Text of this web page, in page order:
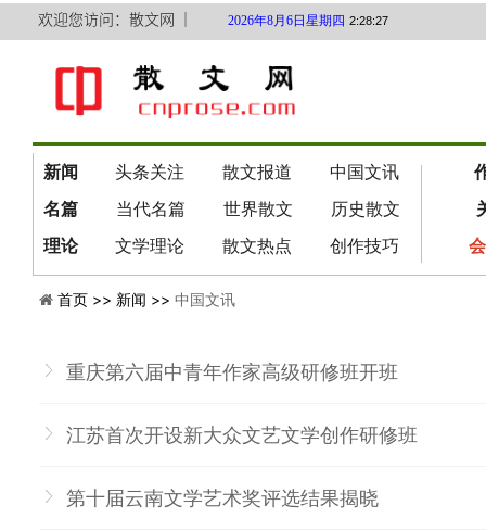
欢迎您访问：散文网 ｜
新闻 头条关注 散文报道 中国文讯
名篇
当代名篇 世界散文 历史散文
理论
文学理论 散文热点 创作技巧
2026年8月6日星期四 2:28:28
首页 >> 新闻 >> 中国文讯
重庆第六届中青年作家高级研修班开班
江苏首次开设新大众文艺文学创作研修班
第十届云南文学艺术奖评选结果揭晓